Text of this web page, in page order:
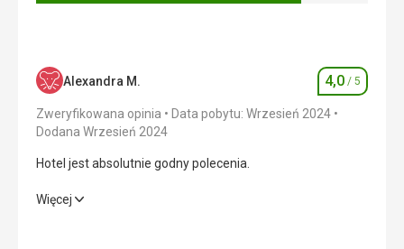
pomocą Google Translate
Alexandra M. Ocena
4,0 / 5
Zweryfikowana opinia
Data pobytu: Wrzesień 2024
Dodana Wrzesień 2024
Hotel jest absolutnie godny polecenia.
Hotel jest absolutnie godny polecenia.
Więcej